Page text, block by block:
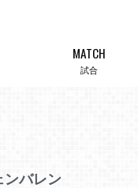
試合
MATCH
ンバレン